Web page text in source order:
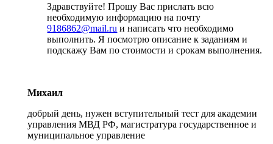
Здравствуйте! Прошу Вас прислать всю
необходимую информацию на почту
9186862@mail.ru и написать что необходимо
выполнить. Я посмотрю описание к заданиям и
подскажу Вам по стоимости и срокам выполнения.
Михаил
добрый день, нужен вступительный тест для академии
управления МВД РФ, магистратура государственное и
муниципальное управление